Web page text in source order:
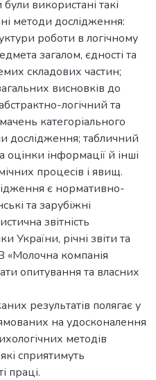
використані такі
методи дослідження:
роботи в логічному
загалом, єдності та
складових частин;
висновків до
логічний та
категоріального
дослідження; табличний
оцінки інформації й інші
процесів і явищ.
є нормативно-
та зарубіжні
звітність
України, річні звіти та
«Молочна компанія
опитування та власних
результатів полягає у
на удосконалення
методів
сприятимуть
праці.